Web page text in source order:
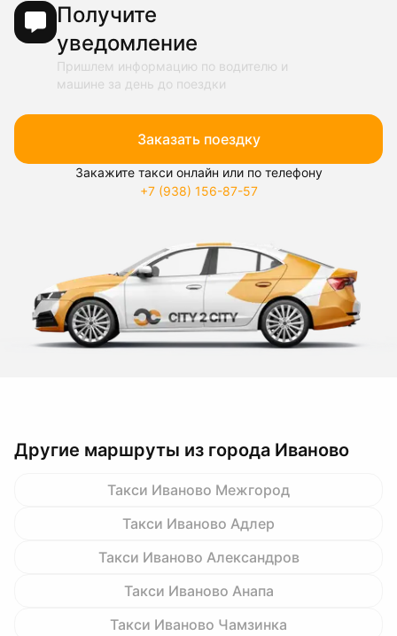
Получите
уведомление
Пришлем информацию по водителю и
машине за день до поездки
Заказать поездку
Закажите такси онлайн или по телефону
+7 (938) 156-87-57
Другие маршруты из города Иваново
Такси Иваново Межгород
Такси Иваново Адлер
Такси Иваново Александров
Такси Иваново Анапа
Такси Иваново Чамзинка